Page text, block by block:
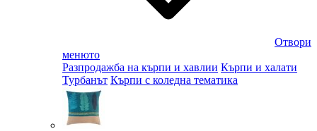
Отвори
менюто
Разпродажба на кърпи и хавлии Кърпи и халати
Турбанът Кърпи с коледна тематика